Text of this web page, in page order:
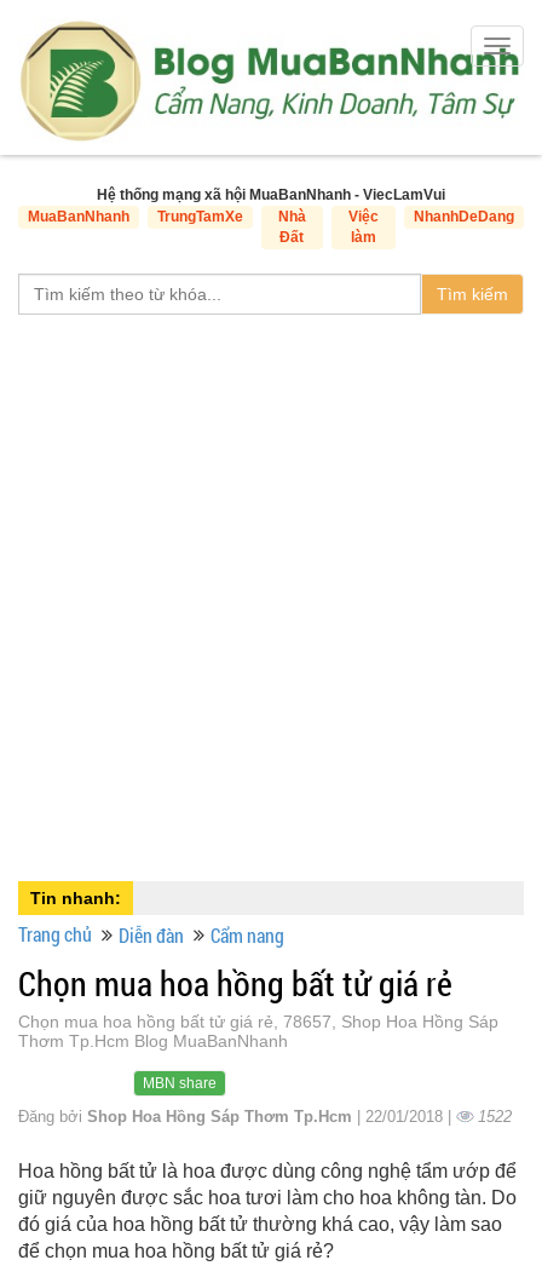
Hệ thống mạng xã hội MuaBanNhanh - ViecLamVui
MuaBanNhanh
TrungTamXe
Nhà
Đất
Việc
làm
NhanhDeDang
Tìm kiếm
Tin nhanh:
Trang chủ Diễn đàn Cẩm nang
Chọn mua hoa hồng bất tử giá rẻ
Chọn mua hoa hồng bất tử giá rẻ, 78657, Shop Hoa Hồng Sáp
Thơm Tp.Hcm Blog MuaBanNhanh
MBN share
Đăng bởi Shop Hoa Hồng Sáp Thơm Tp.Hcm | 22/01/2018 | 1522
Hoa hồng bất tử là hoa được dùng công nghệ tẩm ướp để
giữ nguyên được sắc hoa tươi làm cho hoa không tàn. Do
đó giá của hoa hồng bất tử thường khá cao, vậy làm sao
để chọn mua hoa hồng bất tử giá rẻ?